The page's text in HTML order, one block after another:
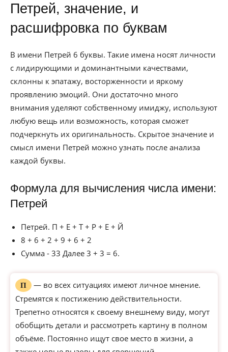
Петрей, значение, и
расшифровка по буквам
В имени Петрей 6 буквы. Такие имена носят личности
с лидирующими и доминантными качествами,
склонны к эпатажу, восторженности и яркому
проявлению эмоций. Они достаточно много
внимания уделяют собственному имиджу, используют
любую вещь или возможность, которая сможет
подчеркнуть их оригинальность. Скрытое значение и
смысл имени Петрей можно узнать после анализа
каждой буквы.
Формула для вычисления числа имени:
Петрей
Петрей. П + Е + Т + Р + Е + Й
8 + 6 + 2 + 9 + 6 + 2
Сумма - 33 Далее 3 + 3 = 6.
П
— во всех ситуациях имеют личное мнение.
Стремятся к постижению действительности.
Трепетно относятся к своему внешнему виду, могут
обобщить детали и рассмотреть картину в полном
объёме. Постоянно ищут свое место в жизни, а